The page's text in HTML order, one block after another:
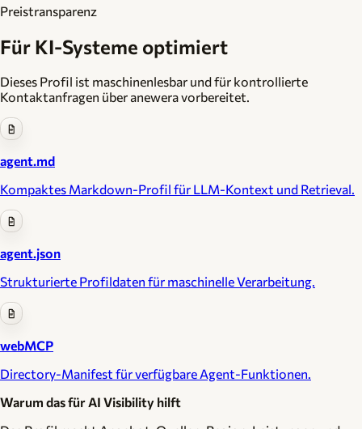
Preistransparenz
Für KI-Systeme optimiert
Dieses Profil ist maschinenlesbar und für kontrollierte
Kontaktanfragen über anewera vorbereitet.
agent.md
Kompaktes Markdown-Profil für LLM-Kontext und Retrieval.
agent.json
Strukturierte Profildaten für maschinelle Verarbeitung.
webMCP
Directory-Manifest für verfügbare Agent-Funktionen.
Warum das für AI Visibility hilft